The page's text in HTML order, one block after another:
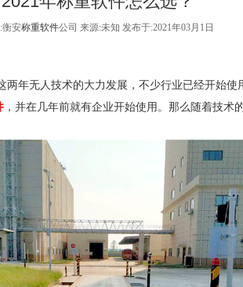
衡安称重软件公司 来源:未知 发布于:2021年03月1日
无人技术的大力发展，不少行业已经开始使
，并在几年前就有企业开始使用。那么随着技术